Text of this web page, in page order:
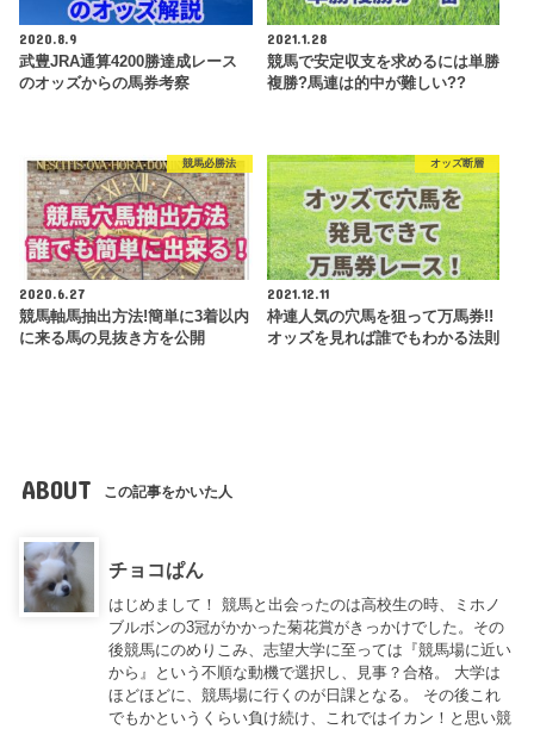
2020.8.9
武豊JRA通算4200勝達成レース
のオッズからの馬券考察
2021.1.28
競馬で安定収支を求めるには単勝
複勝?馬連は的中が難しい??
競馬必勝法
2020.6.27
競馬軸馬抽出方法!簡単に3着以内
に来る馬の見抜き方を公開
オッズ断層
2021.12.11
枠連人気の穴馬を狙って万馬券!!
オッズを見れば誰でもわかる法則
ABOUT この記事をかいた人
チョコぱん
はじめまして！ 競馬と出会ったのは高校生の時、ミホノ
ブルボンの3冠がかかった菊花賞がきっかけでした。その
後競馬にのめりこみ、志望大学に至っては『競馬場に近い
から』という不順な動機で選択し、見事？合格。 大学は
ほどほどに、競馬場に行くのが日課となる。 その後これ
でもかというくらい負け続け、これではイカン！と思い競